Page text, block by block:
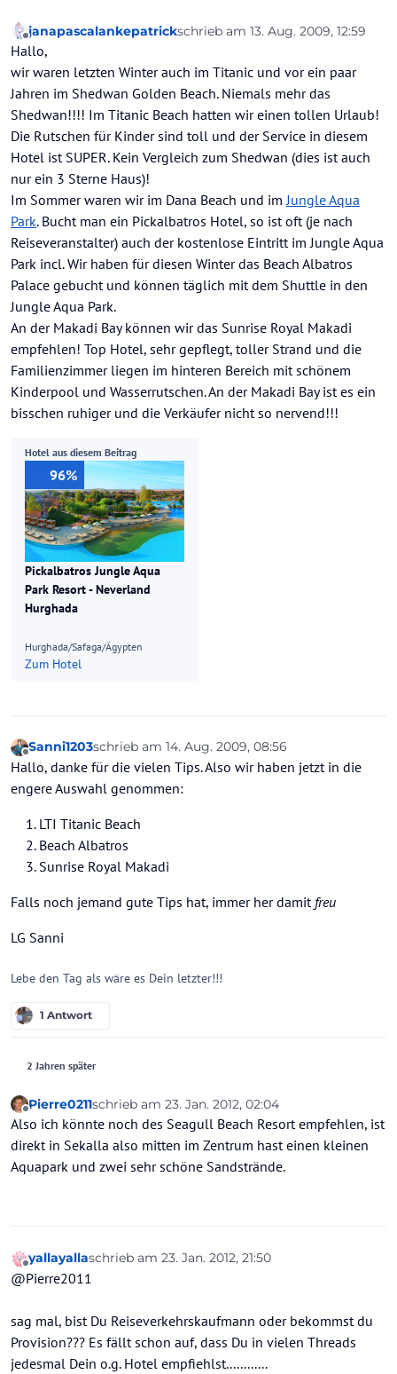
Offline
janapascalankepatrickschrieb am 13. Aug. 2009, 12:59
zuletzt editiert von
Hallo,
wir waren letzten Winter auch im Titanic und vor ein paar
Jahren im Shedwan Golden Beach. Niemals mehr das
Shedwan!!!! Im Titanic Beach hatten wir einen tollen Urlaub!
Die Rutschen für Kinder sind toll und der Service in diesem
Hotel ist SUPER. Kein Vergleich zum Shedwan (dies ist auch
nur ein 3 Sterne Haus)!
Im Sommer waren wir im Dana Beach und imJungle Aqua
Park. Bucht man ein Pickalbatros Hotel, so ist oft (je nach
Reiseveranstalter) auch der kostenlose Eintritt im Jungle Aqua
Park incl. Wir haben für diesen Winter das Beach Albatros
Palace gebucht und können täglich mit dem Shuttle in den
Jungle Aqua Park.
An der Makadi Bay können wir das Sunrise Royal Makadi
empfehlen! Top Hotel, sehr gepflegt, toller Strand und die
Familienzimmer liegen im hinteren Bereich mit schönem
Kinderpool und Wasserrutschen. An der Makadi Bay ist es ein
bisschen ruhiger und die Verkäufer nicht so nervend!!!
Hotel aus diesem Beitrag
96%
Pickalbatros Jungle Aqua
Park Resort - Neverland
Hurghada
Hurghada/Safaga/Ägypten
Zum Hotel
Offline
Sanni1203schrieb am 14. Aug. 2009, 08:56
zuletzt editiert von
Hallo, danke für die vielen Tips. Also wir haben jetzt in die
engere Auswahl genommen:
LTI Titanic Beach
Beach Albatros
Sunrise Royal Makadi
Falls noch jemand gute Tips hat, immer her damit freu
LG Sanni
Lebe den Tag als wäre es Dein letzter!!!
1 Antwort
2 Jahren später
Offline
Pierre0211schrieb am 23. Jan. 2012, 02:04
zuletzt editiert von
Also ich könnte noch des Seagull Beach Resort empfehlen, ist
direkt in Sekalla also mitten im Zentrum hast einen kleinen
Aquapark und zwei sehr schöne Sandstrände.
Offline
yallayallaschrieb am 23. Jan. 2012, 21:50
zuletzt editiert von
@Pierre2011
sag mal, bist Du Reiseverkehrskaufmann oder bekommst du
Provision??? Es fällt schon auf, dass Du in vielen Threads
jedesmal Dein o.g. Hotel empfiehlst............